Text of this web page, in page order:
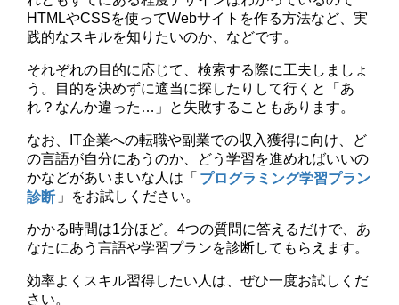
HTMLやCSSを使ってWebサイトを作る方法など、実
践的なスキルを知りたいのか、などです。
それぞれの目的に応じて、検索する際に工夫しましょ
う。目的を決めずに適当に探したりして行くと「あ
れ？なんか違った…」と失敗することもあります。
なお、IT企業への転職や副業での収入獲得に向け、ど
の言語が自分にあうのか、どう学習を進めればいいの
かなどがあいまいな人は「 プログラミング学習プラン
診断 」をお試しください。
かかる時間は1分ほど。4つの質問に答えるだけで、あ
なたにあう言語や学習プランを診断してもらえます。
効率よくスキル習得したい人は、ぜひ一度お試しくだ
さい。